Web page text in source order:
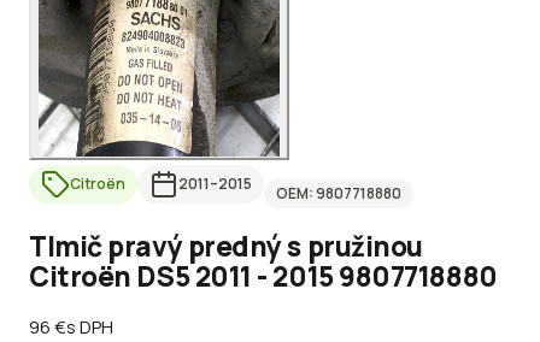
Citroën 2011–2015 OEM:9807718880
Tlmič pravý predný s pružinou
Citroën DS5 2011 - 2015 9807718880
96 €s DPH